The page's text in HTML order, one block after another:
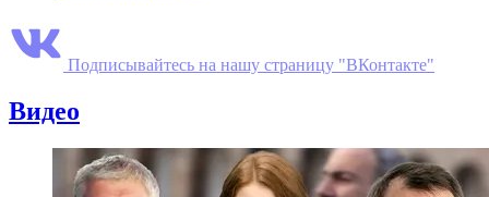
Подписывайтесь на нашу страницу "ВКонтакте"
Видео